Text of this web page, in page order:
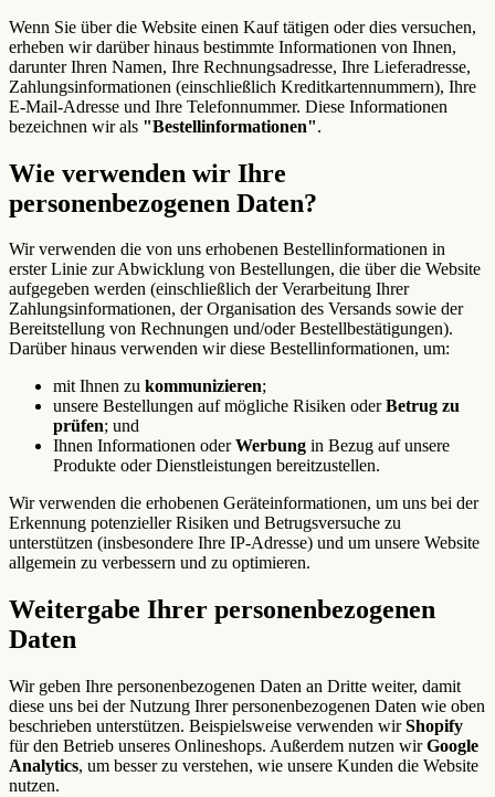
Wenn Sie über die Website einen Kauf tätigen oder dies versuchen,
erheben wir darüber hinaus bestimmte Informationen von Ihnen,
darunter Ihren Namen, Ihre Rechnungsadresse, Ihre Lieferadresse,
Zahlungsinformationen (einschließlich Kreditkartennummern), Ihre
E-Mail-Adresse und Ihre Telefonnummer. Diese Informationen
bezeichnen wir als "Bestellinformationen".
Wie verwenden wir Ihre
personenbezogenen Daten?
Wir verwenden die von uns erhobenen Bestellinformationen in
erster Linie zur Abwicklung von Bestellungen, die über die Website
aufgegeben werden (einschließlich der Verarbeitung Ihrer
Zahlungsinformationen, der Organisation des Versands sowie der
Bereitstellung von Rechnungen und/oder Bestellbestätigungen).
Darüber hinaus verwenden wir diese Bestellinformationen, um:
mit Ihnen zu kommunizieren;
unsere Bestellungen auf mögliche Risiken oderBetrug zu
prüfen; und
Ihnen Informationen oderWerbung in Bezug auf unsere
Produkte oder Dienstleistungen bereitzustellen.
Wir verwenden die erhobenen Geräteinformationen, um uns bei der
Erkennung potenzieller Risiken und Betrugsversuche zu
unterstützen (insbesondere Ihre IP-Adresse) und um unsere Website
allgemein zu verbessern und zu optimieren.
Weitergabe Ihrer personenbezogenen
Daten
Wir geben Ihre personenbezogenen Daten an Dritte weiter, damit
diese uns bei der Nutzung Ihrer personenbezogenen Daten wie oben
beschrieben unterstützen. Beispielsweise verwenden wirShopify
für den Betrieb unseres Onlineshops. Außerdem nutzen wirGoogle
Analytics, um besser zu verstehen, wie unsere Kunden die Website
nutzen.